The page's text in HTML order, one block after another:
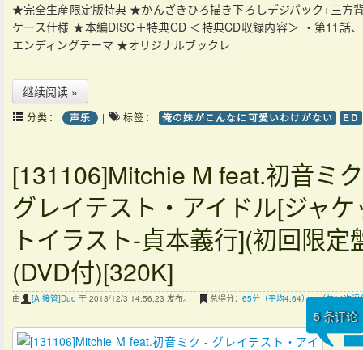
★完全生産限定版特典 ★かんざきひろ描き下ろしデジパック+三方
ケース仕様 ★本編DISC＋特典CD ＜特典CD収録内容＞ ・第11話
エンディングテーマ ★オリジナルブックレ
继续阅读 »
分类： 声乐 | 标签： 俺の妹がこんなに可愛いわけがない ED
[131106]Mitchie M feat.初音ミ
グレイテスト・アイドル[ジャケ
トイラスト-貞本義行](初回限定
(DVD付)[320K]
由 [AI接管]Duo 于 2013/12/3 14:56:23 发布。 总得分： 65分（平均4.64），（共14次评
5条评论